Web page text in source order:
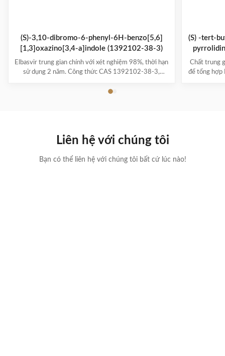
(S)-3,10-dibromo-6-phenyl-6H-benzo[5,6]
[1,3]oxazino[3,4-a]indole (1392102-38-3)
Elbasvir trung gian chính với xét nghiệm 98%, thời hạn
sử dụng 2 năm. Công thức CAS 1392102-38-3,
sản xuất dược phẩm.
(S) -tert-
Chất trung
để tổng hợp
Liên hệ với chúng tôi
Bạn có thể liên hệ với chúng tôi bất cứ lúc nào!